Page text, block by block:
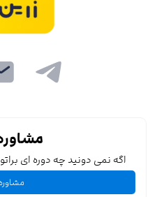
اگه نمی دونید چه دوره ای